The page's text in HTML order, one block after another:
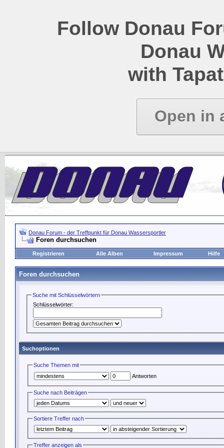
Follow Donau
Donau
with
Open in
Donau Forum - der Treffpunkt für Donau Wassersportler
Foren durchsuchen
Registrieren Alle Alben Impressum Hilfe
Foren durchsuchen
Suche mit Schlüsselwörtern
Schlüsselwörter:
Suchoptionen
Suche Themen mit
Antworten
Suche nach Beiträgen
Sortiere Treffer nach
Treffer anzeigen als